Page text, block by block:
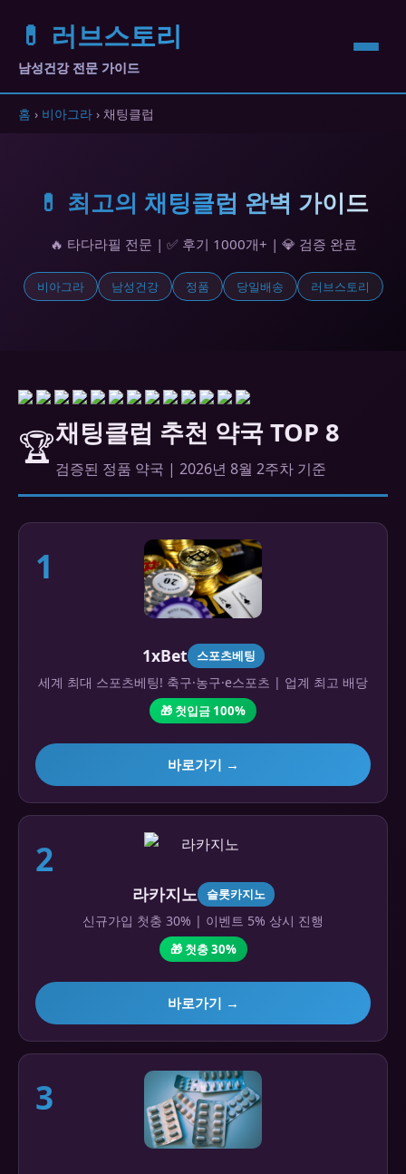
💊 러브스토리
남성건강 전문 가이드
홈 › 비아그라 › 채팅클럽
💊 최고의 채팅클럽 완벽 가이드
🔥 타다라필 전문 | ✅ 후기 1000개+ | 💎 검증 완료
비아그라 남성건강 정품 당일배송 러브스토리
🏆채팅클럽 추천 약국 TOP 8
검증된 정품 약국 | 2026년 8월 2주차 기준
1
1xBet 스포츠베팅
세계 최대 스포츠베팅! 축구·농구·e스포츠 | 업계 최고 배당
🎁 첫입금 100%
바로가기 →
2
라카지노 슬롯카지노
신규가입 첫충 30% | 이벤트 5% 상시 진행
🎁 첫충 30%
바로가기 →
3